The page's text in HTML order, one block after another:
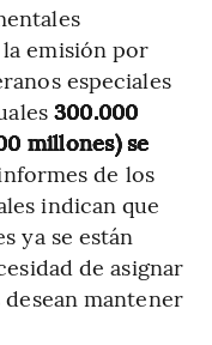
emisión por
especiales
300.000
millones) se
de los
indican que
ya se están
de asignar
mantener